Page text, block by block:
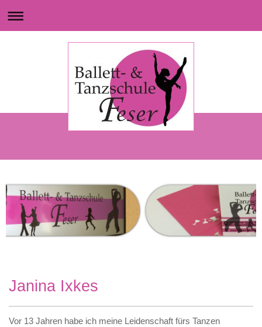
Janina Ixkes
Vor 13 Jahren habe ich meine Leidenschaft fürs Tanzen